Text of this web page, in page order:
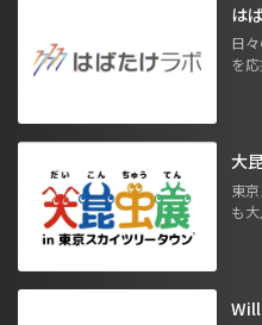
は
日
を
大
東
も